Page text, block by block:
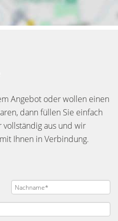
Angebot oder wollen einen
dann füllen Sie einfach
aus und wir
Ihnen in Verbindung.